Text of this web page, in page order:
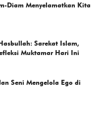
Diam Menyelamatkan Kita
Sarekat Islam,
Muktamar Hari Ini
Seni Mengelola Ego di